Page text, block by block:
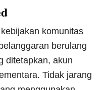
komunitas
berulang
ditetapkan, akun
Tidak jarang